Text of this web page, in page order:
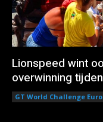
Lionspeed wint
overwinning
GT World Challenge